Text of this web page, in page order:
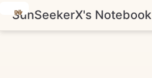
跳
至
SunSeekerX's Notebook